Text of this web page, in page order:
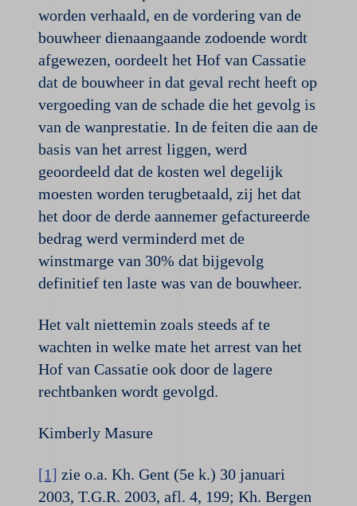
worden verhaald, en de vordering van de
bouwheer dienaangaande zodoende wordt
afgewezen, oordeelt het Hof van Cassatie
dat de bouwheer in dat geval recht heeft op
vergoeding van de schade die het gevolg is
van de wanprestatie. In de feiten die aan de
basis van het arrest liggen, werd
geoordeeld dat de kosten wel degelijk
moesten worden terugbetaald, zij het dat
het door de derde aannemer gefactureerde
bedrag werd verminderd met de
winstmarge van 30% dat bijgevolg
definitief ten laste was van de bouwheer.
Het valt niettemin zoals steeds af te
wachten in welke mate het arrest van het
Hof van Cassatie ook door de lagere
rechtbanken wordt gevolgd.
Kimberly Masure
[1] zie o.a. Kh. Gent (5e k.) 30 januari
2003, T.G.R. 2003, afl. 4, 199; Kh. Bergen